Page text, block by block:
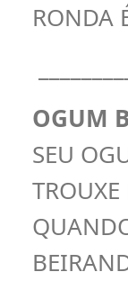
RONDA
OGUM
SEU